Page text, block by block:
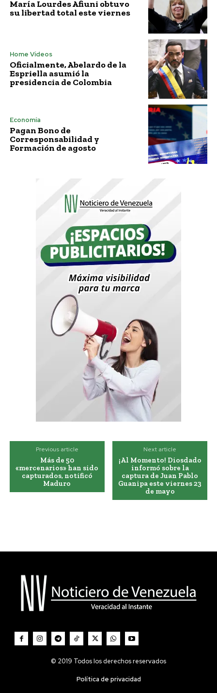
María Lourdes Afiuni obtuvo
su libertad total este viernes
Home Vídeos
Oficialmente, Abelardo de la
Espriella asumió la
presidencia de Colombia
Economía
Pagan Bono de
Corresponsabilidad y
Formación de agosto
Previous article
Más de 50
«mercenarios» han sido
capturados, notificó
Maduro
Next article
¡Al Momento! Diosdado
informó sobre la
captura de Juan Pablo
Guanipa este viernes 23
de mayo
© 2019 Todos los derechos reservados
Política de privacidad